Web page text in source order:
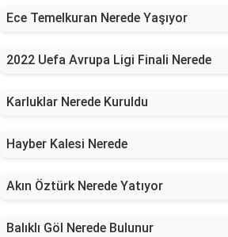
Ece Temelkuran Nerede Yaşıyor
2022 Uefa Avrupa Ligi Finali Nerede
Karluklar Nerede Kuruldu
Hayber Kalesi Nerede
Akın Öztürk Nerede Yatıyor
Balıklı Göl Nerede Bulunur